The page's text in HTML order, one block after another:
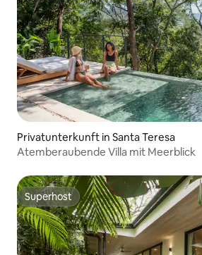
Privatunterkunft in Santa Teresa
Atemberaubende Villa mit Meerblick
Superhost
Superhost